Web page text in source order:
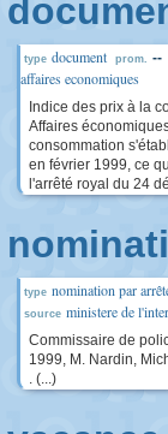
type document prom. --
affaires economiques
Indice des prix à la
Affaires
consommation
en février 1999, ce
l'arrêté royal du 24
type nomination par
source ministere de
Commissaire de
1999, M. Nardin,
. (...)